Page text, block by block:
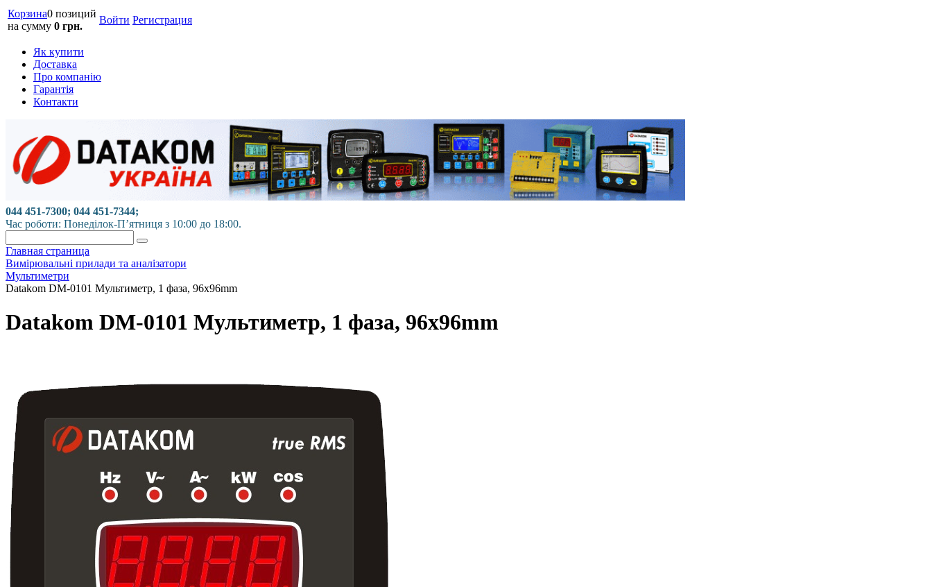
Корзина0 позиций
на сумму 0 грн.
Войти Регистрация
Як купити
Доставка
Про компанію
Гарантія
Контакти
044 451-7300; 044 451-7344;
Час роботи: Понеділок-П’ятниця з 10:00 до 18:00.
Главная страница
Вимірювальні прилади та аналізатори
Мультиметри
Datakom DM-0101 Мультиметр, 1 фаза, 96x96mm
Datakom DM-0101 Мультиметр, 1 фаза, 96x96mm